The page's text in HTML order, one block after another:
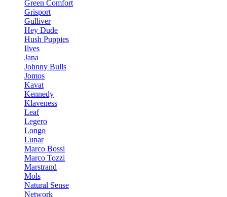
Green Comfort
Grisport
Gulliver
Hey Dude
Hush Puppies
Ilves
Jana
Johnny Bulls
Jomos
Kavat
Kennedy
Klaveness
Leaf
Legero
Longo
Lunar
Marco Bossi
Marco Tozzi
Marstrand
Mols
Natural Sense
Network